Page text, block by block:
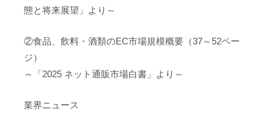
態と将来展望」より～
②食品、飲料・酒類のEC市場規模概要（37～52ペー
ジ）
～「2025 ネット通販市場白書」より～
業界ニュース